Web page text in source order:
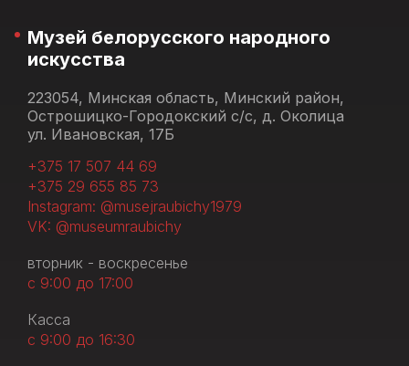
Музей белорусского народного
искусства
223054, Минская область, Минский район,
Острошицко-Городокский с/с, д. Околица
ул. Ивановская, 17Б
+375 17 507 44 69
+375 29 655 85 73
Instagram: @musejraubichy1979
VK: @museumraubichy
вторник - воскресенье
с 9:00 до 17:00
Касса
с 9:00 до 16:30